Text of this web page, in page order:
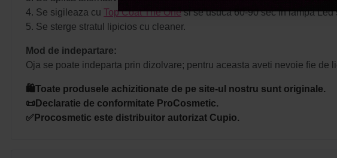
4. Se sigileaza cu Top Coat The Onesi se usuca 60-90 sec in lampa Led
5. Se sterge stratul lipicios cu cleaner.
Mod de indepartare:
Oja se poate indeparta prin dizolvare; pentru aceasta aveti nevoie fie de
🛍️Toate produsele achizitionate de pe site-ul nostru sunt originale.
📜Declaratie de conformitate ProCosmetic.
✅Procosmetic este distribuitor autorizat Cupio.